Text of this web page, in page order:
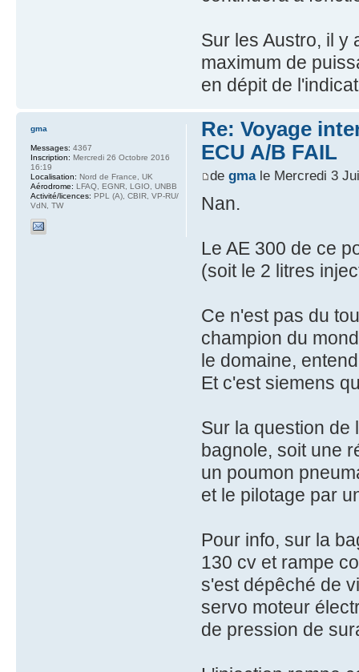
Sur les Austro, il y
maximum de
en dépit de
Re: Voyage
ECU A/B FAIL
de gmale Mercredi 3
Nan.
Le AE 300 de ce
(soit le 2 litres
Ce n'est pas du
champion du
le domaine,
Et c'est siemens
Sur la question de
bagnole, soit une
un poumon
et le pilotage par
Pour info, sur la
130 cv et rampe
s'est dépêché de
servo moteur
de pression de
gma
Messages: 4367
Inscription: Mercredi 26 Octobre 2016
16:19
Localisation: Nord de France, UK
Aérodrome: LFAQ, EGNR, LGIO, UNBB
Activité/licences: PPL (A), CBIR, VP-RU/
VdN, TW